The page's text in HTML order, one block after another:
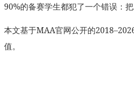
90%的备赛学生都犯了一个错误：
本文基于MAA官网公开的
值。